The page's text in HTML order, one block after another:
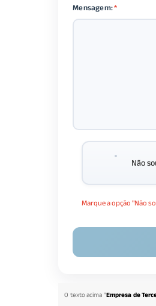
Mensagem:*
Não
Marque a opção "Não
O texto acima "Empresa de